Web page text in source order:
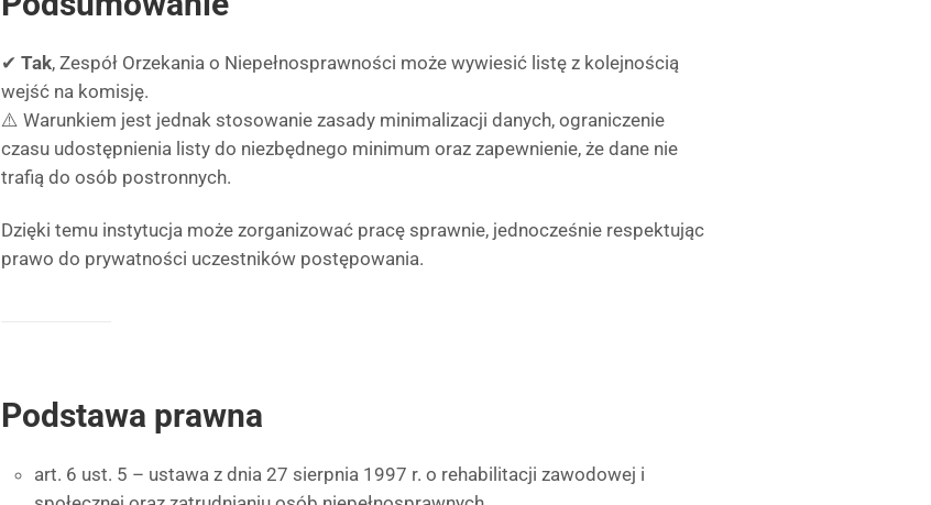
✔ Tak, Zespół Orzekania o Niepełnosprawności może wywiesić listę z kolejnością
wejść na komisję.
⚠️ Warunkiem jest jednak stosowanie zasady minimalizacji danych, ograniczenie
czasu udostępnienia listy do niezbędnego minimum oraz zapewnienie, że dane nie
trafią do osób postronnych.
Dzięki temu instytucja może zorganizować pracę sprawnie, jednocześnie respektując
prawo do prywatności uczestników postępowania.
Podstawa prawna
art. 6 ust. 5 – ustawa z dnia 27 sierpnia 1997 r. o rehabilitacji zawodowej i